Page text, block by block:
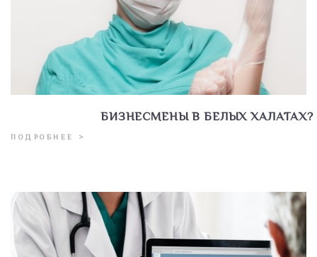
БИЗНЕСМЕНЫ В БЕЛЫХ ХАЛАТАХ?
ПОДРОБНЕЕ >